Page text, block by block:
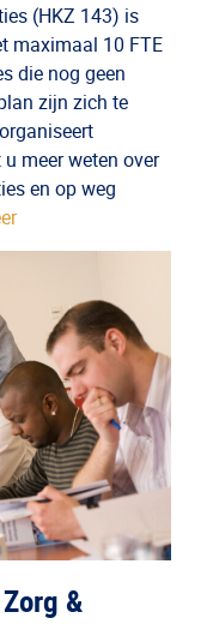
(HKZ 143) is
maximaal 10 FTE
die nog geen
zijn zich te
meer weten over
en op weg
&